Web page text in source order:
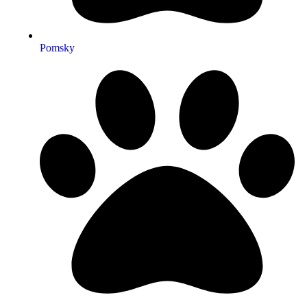
Pomsky